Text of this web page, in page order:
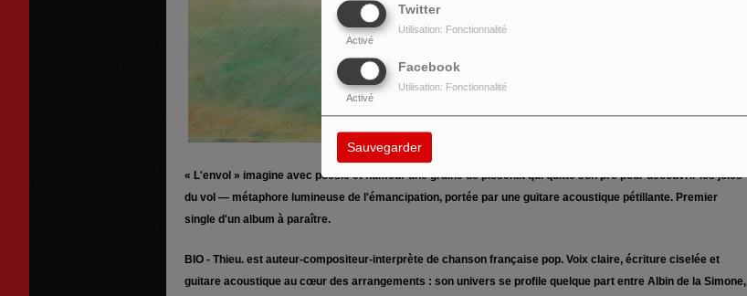
Twitter
Activé
Utilisation: Fonctionnalité
Facebook
Activé
Utilisation: Fonctionnalité
Sauvegarder
« L'envol » imagine avec poésie et humour une graine de pissenlit qui quitte son pré pour découvrir les joies
du vol — métaphore lumineuse de l'émancipation, portée par une guitare acoustique pétillante. Premier
single d'un album à paraître.
BIO - Thieu. est auteur-compositeur-interprète de chanson française pop. Voix claire, écriture ciselée et
guitare acoustique au cœur des arrangements : son univers se profile quelque part entre Albin de la Simone,